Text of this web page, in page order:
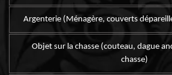
Argenterie (Ménagère, couverts
Objet sur la chasse (couteau, dague
chasse)